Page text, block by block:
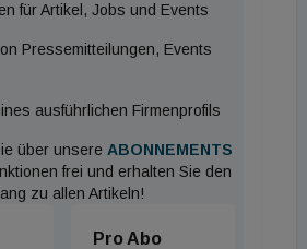
zusätzliche Maßnahmen für die
erforderlich machen, so
und Gesundheit der
gewährleisten, müsste die
Filteranlage und
werden“, so Standls
für Artikel, Jobs und Events
Pressemitteilungen, Events
ausführlichen Firmenprofils
über unsere ABONNEMENTS
frei und erhalten Sie den
zu allen Artikeln!
Pro Abo